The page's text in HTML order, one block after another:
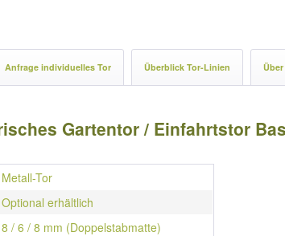
Anfrage individuelles Tor Überblick Tor-Linien
Gartentor / Einfahrtstor
Metall-Tor
Optional erhältlich
8 / 6 / 8 mm (Doppelstabmatte)